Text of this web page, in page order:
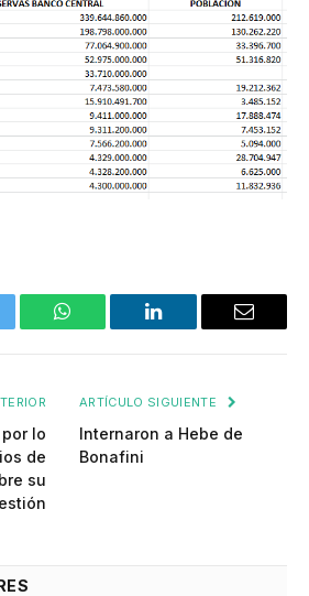
WhatsApp LinkedIn Email
lo
de
su
ARTÍCULO SIGUIENTE
Internaron a Hebe de
Bonafini